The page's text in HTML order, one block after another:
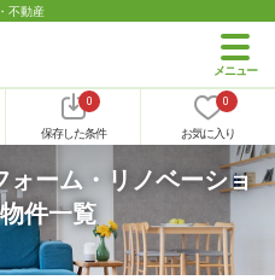
不動産
0
保存した条件
0
お気に入り
ォーム・リノベーショ
件一覧